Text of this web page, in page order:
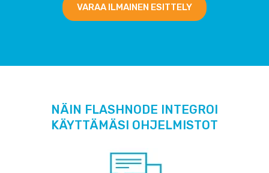
VARAA ILMAINEN ESITTELY
NÄIN FLASHNODE INTEGROI
KÄYTTÄMÄSI OHJELMISTOT